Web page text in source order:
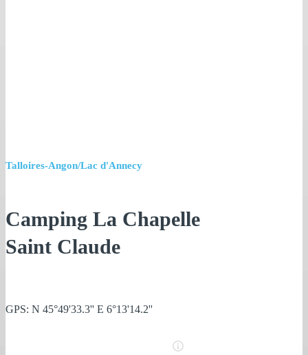
Talloires-Angon/Lac d'Annecy
Camping La Chapelle
Saint Claude
GPS: N 45°49'33.3'' E 6°13'14.2''